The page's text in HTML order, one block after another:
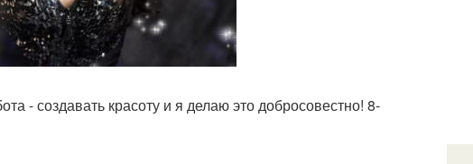
- создавать красоту и я делаю это добросовестно! 8-